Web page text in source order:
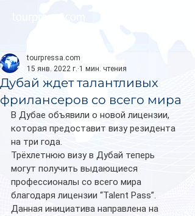
Дубай ждет талантливых
фрилансеров со всего мира
tourpressa.com
15 янв. 2022 г. 1 мин. чтения
В Дубае объявили о новой лицензии,
которая предоставит визу резидента
на три года.
Трёхлетнюю визу в Дубай теперь
могут получить выдающиеся
профессионалы со всего мира
благодаря лицензии “Talent Pass”.
Данная инициатива направлена на